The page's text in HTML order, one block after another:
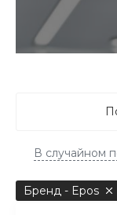
В случайном
Бренд - Epos